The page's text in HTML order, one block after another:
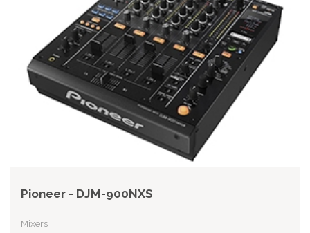
Pioneer - DJM-900NXS
Mixers